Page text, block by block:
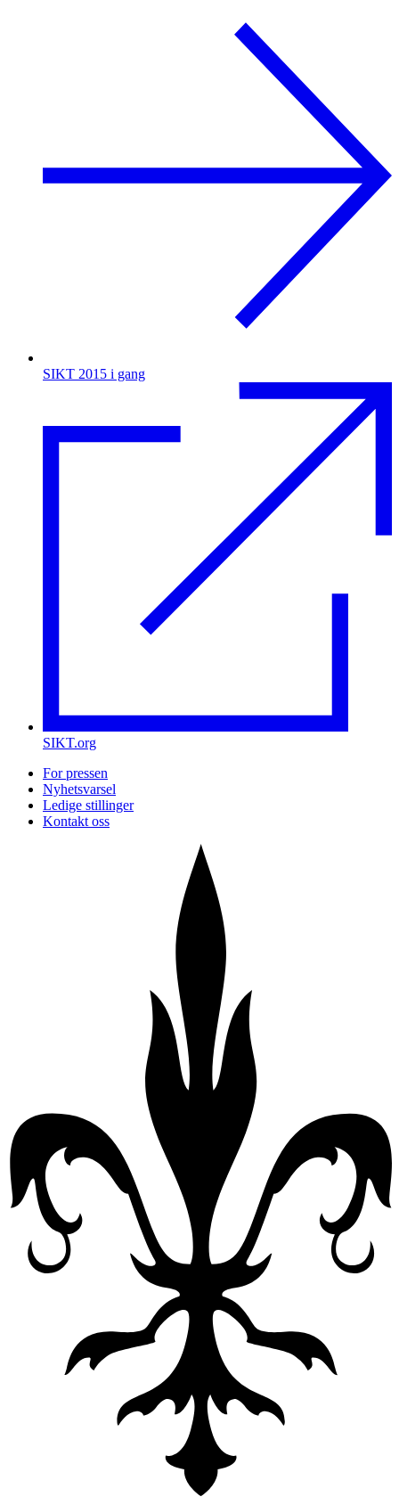
SIKT 2015 i gang
SIKT.org
For pressen
Nyhetsvarsel
Ledige stillinger
Kontakt oss